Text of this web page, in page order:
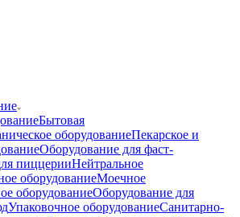
Бытовая
оборудованиеПекарское и
Оборудование для фаст-
пиццерииНейтральное
оборудованиеМоечное
оборудованиеОборудование для
Упаковочное оборудованиеСанитарно-